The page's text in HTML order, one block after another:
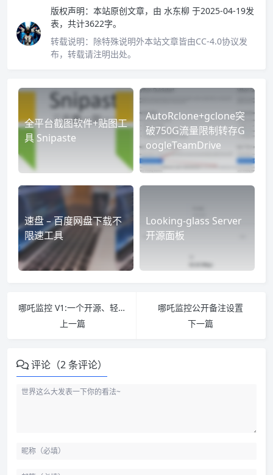
版权声明： 本站原创文章，由 水东柳 于2025-04-19发
表，共计3622字。
转载说明： 除特殊说明外本站文章皆由CC-4.0协议发
布，转载请注明出处。
全平台截图软件+贴图工
具 Snipaste
AutoRclone+gclone突
破750G流量限制转存G
oogleTeamDrive
速盘 – 百度网盘下载不
限速工具
Looking-glass Server
开源面板
哪吒监控 V1:一个开源、轻量、易用的服务器监控探针
上一篇
​哪吒监控公开备注设置
下一篇
评论（2 条评论）